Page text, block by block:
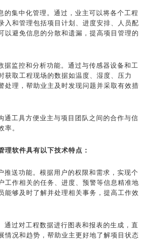
集中化管理。通过，业主可以将各个工程
入和管理包括项目计划、进度安排、人员配
以避免信息的分散和遗漏，提高项目管理的
监控和分析功能。通过与传感器设备和工
获取工程现场的数据如温度、湿度、压力
处理，帮助业主及时发现问题并采取有效措
工具方便业主与项目团队之间的合作与信
率。
软件具有以下技术特点：
送功能。根据用户的权限和需求，实现个
工作相关的任务、进度、预警等信息精准地
能够及时了解并处理相关事务，提高工作效
过对工程数据进行图表和报表的生成，直
情况和趋势，帮助业主更好地了解项目状态